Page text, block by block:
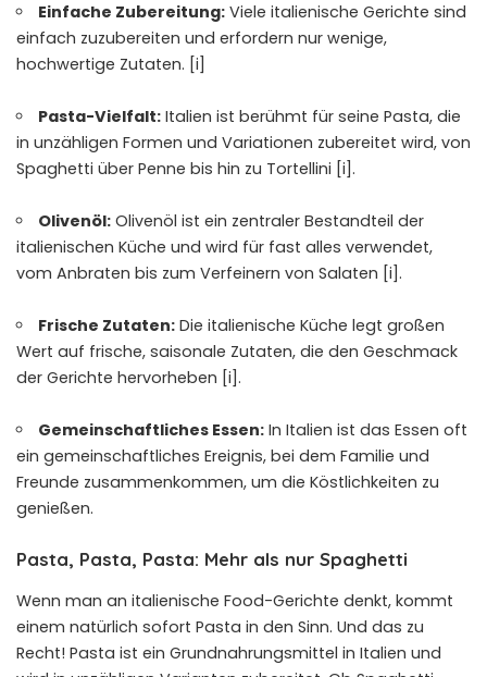
Einfache Zubereitung: Viele italienische Gerichte sind
einfach zuzubereiten und erfordern nur wenige,
hochwertige Zutaten. [i]
Pasta-Vielfalt: Italien ist berühmt für seine Pasta, die
in unzähligen Formen und Variationen zubereitet wird, von
Spaghetti über Penne bis hin zu Tortellini [i].
Olivenöl: Olivenöl ist ein zentraler Bestandteil der
italienischen Küche und wird für fast alles verwendet,
vom Anbraten bis zum Verfeinern von Salaten [i].
Frische Zutaten: Die italienische Küche legt großen
Wert auf frische, saisonale Zutaten, die den Geschmack
der Gerichte hervorheben [i].
Gemeinschaftliches Essen: In Italien ist das Essen oft
ein gemeinschaftliches Ereignis, bei dem Familie und
Freunde zusammenkommen, um die Köstlichkeiten zu
genießen.
Pasta, Pasta, Pasta: Mehr als nur Spaghetti
Wenn man an italienische Food-Gerichte denkt, kommt
einem natürlich sofort Pasta in den Sinn. Und das zu
Recht! Pasta ist ein Grundnahrungsmittel in Italien und